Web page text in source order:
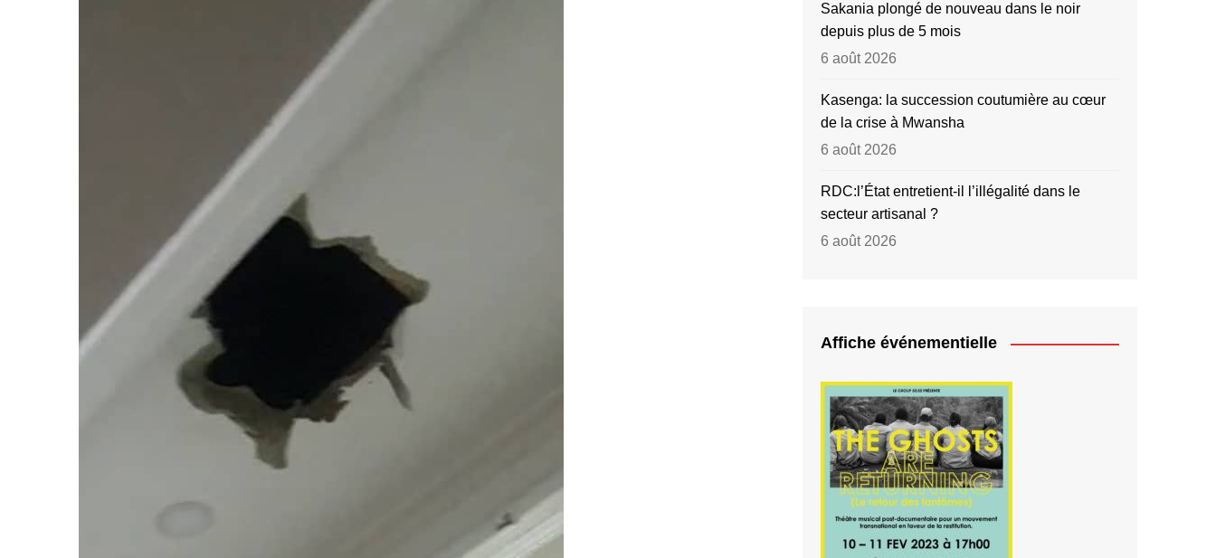
Sakania plongé de nouveau dans le noir
depuis plus de 5 mois
6 août 2026
Kasenga: la succession coutumière au cœur
de la crise à Mwansha
6 août 2026
RDC:l’État entretient-il l’illégalité dans le
secteur artisanal ?
6 août 2026
Affiche événementielle